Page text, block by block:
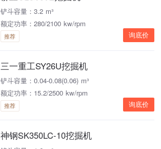
铲斗容量：3.2 m³
额定功率：280/2100 kw/rpm
推荐 询底价
三一重工SY26U挖掘机
铲斗容量：0.04-0.08(0.06) m³
额定功率：15.2/2500 kw/rpm
推荐 询底价
神钢SK350LC-10挖掘机